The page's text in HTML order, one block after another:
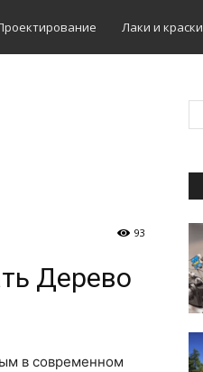
Лаки и краски
93
Дерево
в современном